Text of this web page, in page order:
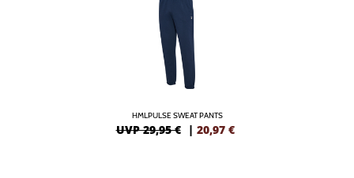
HMLPULSE SWEAT PANTS
UVP 29,95 € | 20,97 €